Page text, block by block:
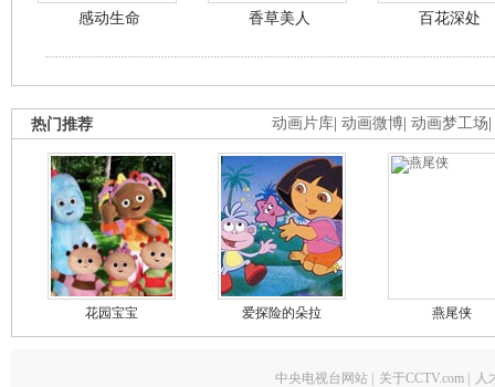
感动生命 香草美人 百花深处
动画片库 动画微博 动画梦工场
热门推荐
花园宝宝 爱探险的朵拉 燕尾侠
中央电视台网站 关于CCTV.com 人